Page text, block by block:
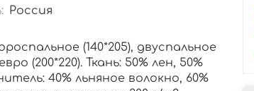
Россия
(140*205), двуспальное
(200*220). Ткань: 50% лен, 50%
40% льняное волокно, 60%